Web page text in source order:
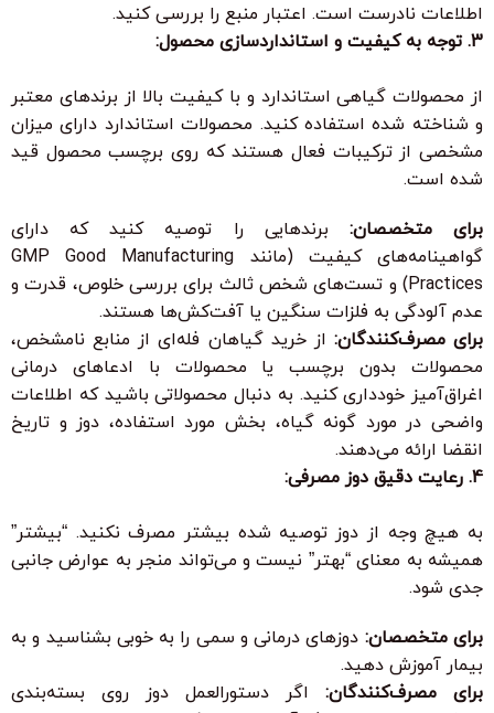
اطلاعات نادرست است. اعتبار منبع را بررسی کنید.
3. توجه به کیفیت و استانداردسازی محصول:
از محصولات گیاهی استاندارد و با کیفیت بالا از برندهای معتبر
و شناخته شده استفاده کنید. محصولات استاندارد دارای میزان
مشخصی از ترکیبات فعال هستند که روی برچسب محصول قید
شده است.
برای متخصصان: برندهایی را توصیه کنید که دارای
گواهینامه‌های کیفیت (مانند GMP Good Manufacturing
Practices) و تست‌های شخص ثالث برای بررسی خلوص، قدرت و
عدم آلودگی به فلزات سنگین یا آفت‌کش‌ها هستند.
برای مصرف‌کنندگان: از خرید گیاهان فله‌ای از منابع نامشخص،
محصولات بدون برچسب یا محصولات با ادعاهای درمانی
اغراق‌آمیز خودداری کنید. به دنبال محصولاتی باشید که اطلاعات
واضحی در مورد گونه گیاه، بخش مورد استفاده، دوز و تاریخ
انقضا ارائه می‌دهند.
4. رعایت دقیق دوز مصرفی:
به هیچ وجه از دوز توصیه شده بیشتر مصرف نکنید. “بیشتر”
همیشه به معنای “بهتر” نیست و می‌تواند منجر به عوارض جانبی
جدی شود.
برای متخصصان: دوزهای درمانی و سمی را به خوبی بشناسید و به
بیمار آموزش دهید.
برای مصرف‌کنندگان: اگر دستورالعمل دوز روی بسته‌بندی